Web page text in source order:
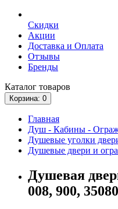
Скидки
Акции
Доставка и Оплата
Отзывы
Бренды
Каталог товаров
Корзина: 0
Главная
Душ - Кабины -
Душевые уголки
Душевые двери и
Душевая
008, 900,